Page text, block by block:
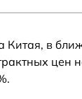
Китая, в
цен